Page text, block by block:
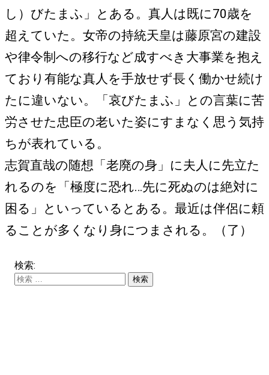
し）びたまふ」とある。真人は既に70歳を
超えていた。女帝の持統天皇は藤原宮の建設
や律令制への移行など成すべき大事業を抱え
ており有能な真人を手放せず長く働かせ続け
たに違いない。「哀びたまふ」との言葉に苦
労させた忠臣の老いた姿にすまなく思う気持
ちが表れている。
志賀直哉の随想「老廃の身」に夫人に先立た
れるのを「極度に恐れ…先に死ぬのは絶対に
困る」といっているとある。最近は伴侶に頼
ることが多くなり身につまされる。（了）
検索: